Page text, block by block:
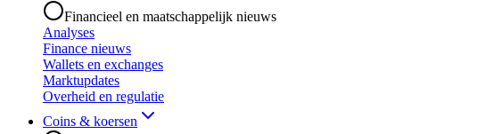
Financieel en maatschappelijk nieuws
Analyses
Finance nieuws
Wallets en exchanges
Marktupdates
Overheid en regulatie
Coins & koersen